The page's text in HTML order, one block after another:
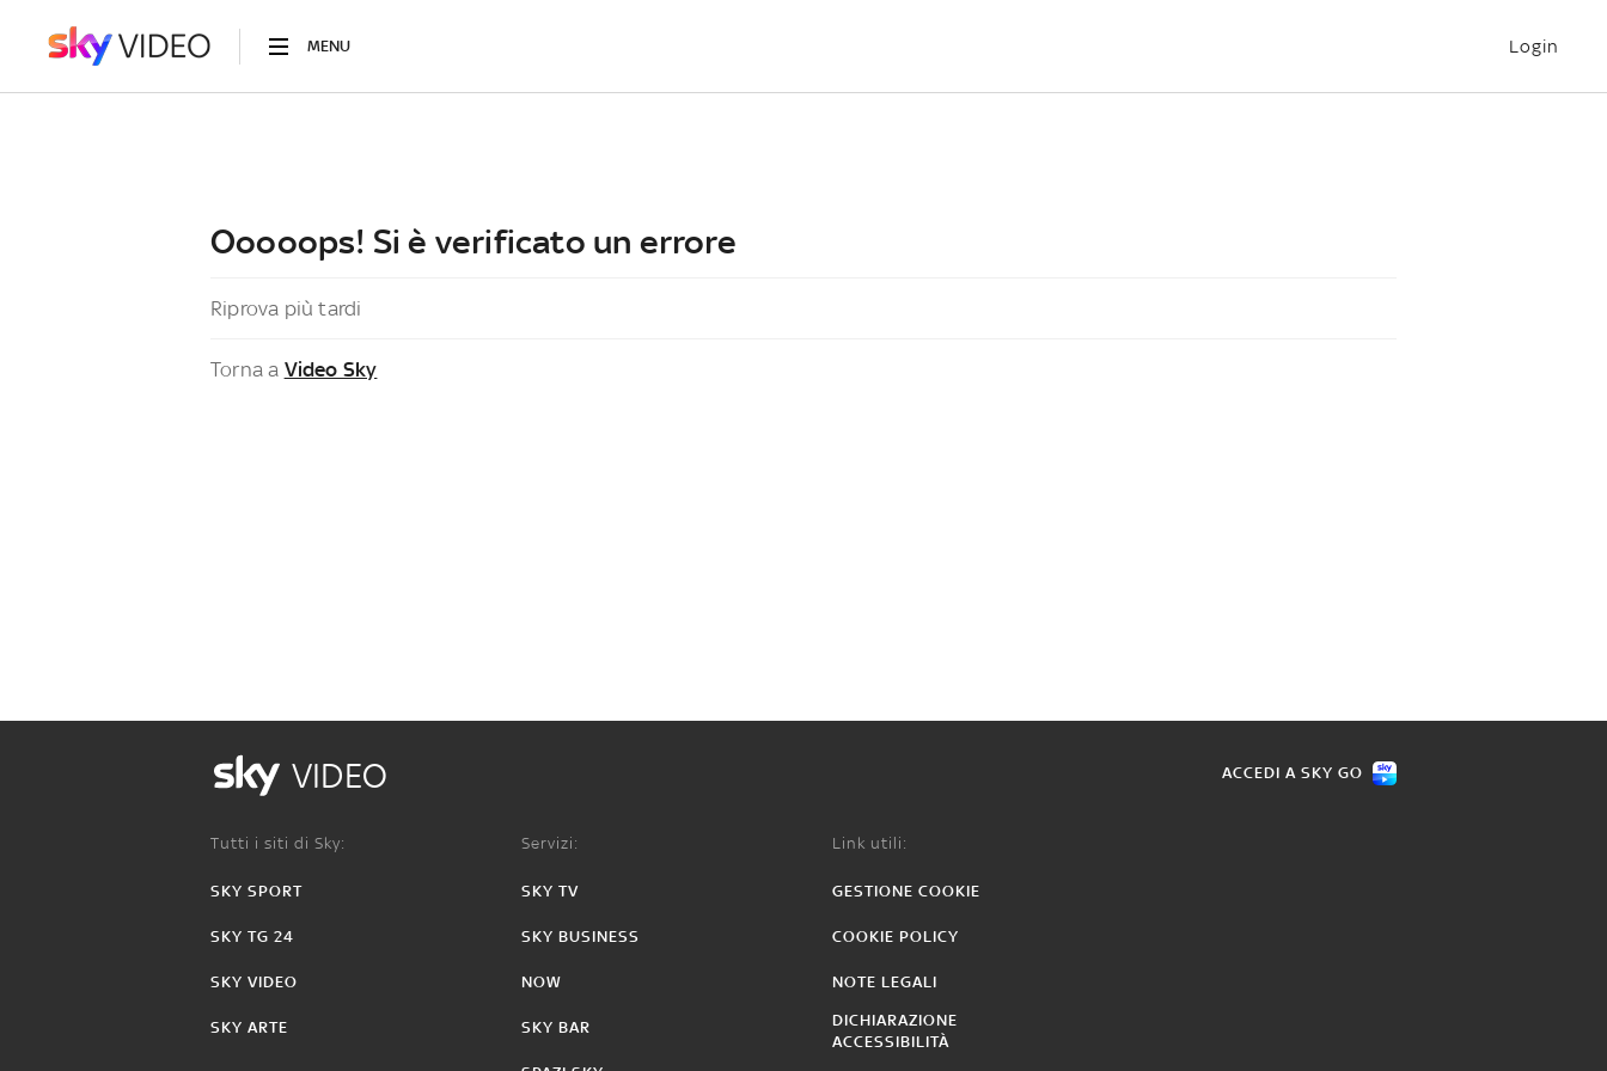
MENU Login
Ooooops! Si è verificato un errore
Riprova più tardi
Torna a Video Sky
VIDEO ACCEDI A SKY GO
Tutti i siti di Sky:
SKY SPORT
SKY TG 24
SKY VIDEO
SKY ARTE
Servizi:
SKY TV
SKY BUSINESS
NOW
SKY BAR
Link utili:
GESTIONE COOKIE
COOKIE POLICY
NOTE LEGALI
DICHIARAZIONE
ACCESSIBILITÀ